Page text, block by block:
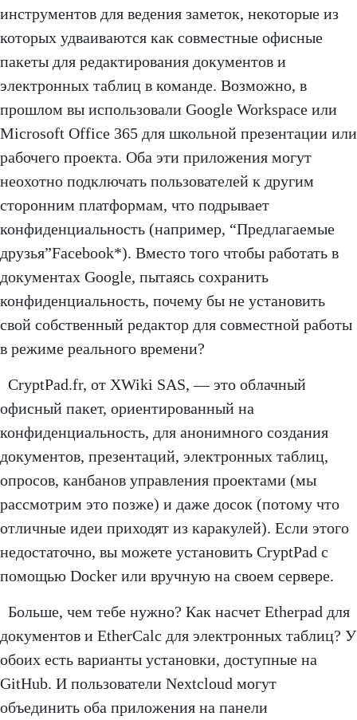
инструментов для ведения заметок, некоторые из
которых удваиваются как совместные офисные
пакеты для редактирования документов и
электронных таблиц в команде. Возможно, в
прошлом вы использовали Google Workspace или
Microsoft Office 365 для школьной презентации или
рабочего проекта. Оба эти приложения могут
неохотно подключать пользователей к другим
сторонним платформам, что подрывает
конфиденциальность (например, “Предлагаемые
друзья”Facebook*). Вместо того чтобы работать в
документах Google, пытаясь сохранить
конфиденциальность, почему бы не установить
свой собственный редактор для совместной работы
в режиме реального времени?
CryptPad.fr, от XWiki SAS, — это облачный
офисный пакет, ориентированный на
конфиденциальность, для анонимного создания
документов, презентаций, электронных таблиц,
опросов, канбанов управления проектами (мы
рассмотрим это позже) и даже досок (потому что
отличные идеи приходят из каракулей). Если этого
недостаточно, вы можете установить CryptPad с
помощью Docker или вручную на своем сервере.
Больше, чем тебе нужно? Как насчет Etherpad для
документов и EtherCalc для электронных таблиц? У
обоих есть варианты установки, доступные на
GitHub. И пользователи Nextcloud могут
объединить оба приложения на панели